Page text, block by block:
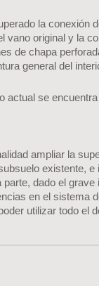
la conexión
vano original y la
de chapa
general del
actual se
ampliar la
existente,
parte, dado el grave
en el sistema
utilizar todo el